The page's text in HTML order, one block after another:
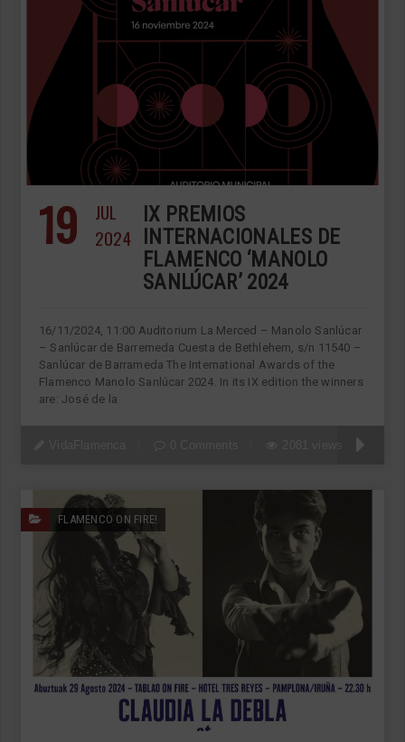
19
JUL
2024
IX PREMIOS
INTERNACIONALES DE
FLAMENCO ‘MANOLO
SANLÚCAR’ 2024
16/11/2024, 11:00 Auditorium La Merced – Manolo Sanlúcar
– Sanlúcar de Barremeda Cuesta de Bethlehem, s/n 11540 –
Sanlúcar de Barrameda The International Awards of the
Flamenco Manolo Sanlúcar 2024. In its IX edition the winners
are: José de la
FLAMENCO ON FIRE!